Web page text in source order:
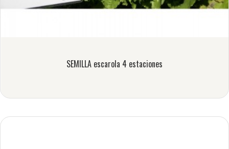
SEMILLA escarola 4 estaciones